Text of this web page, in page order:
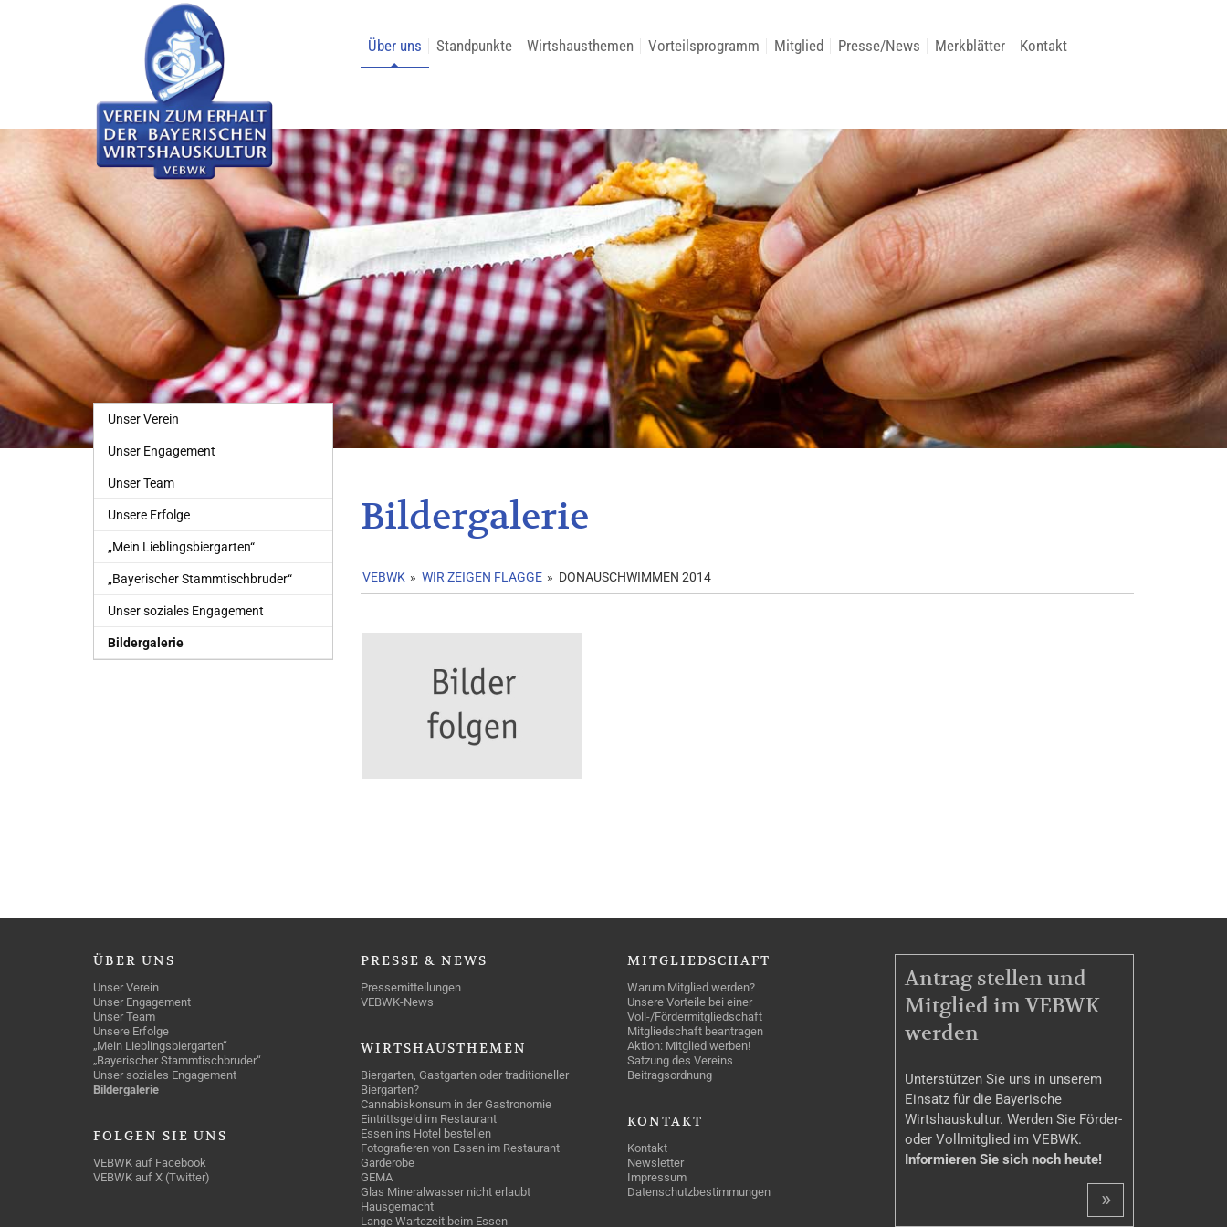
Über uns Standpunkte Wirtshausthemen Vorteilsprogramm Mitglied Presse/News Merkblätter Kontakt
Unser Verein
Unser Engagement
Unser Team
Unsere Erfolge
„Mein Lieblingsbiergarten“
„Bayerischer Stammtischbruder“
Unser soziales Engagement
Bildergalerie
Bildergalerie
VEBWK » WIR ZEIGEN FLAGGE » DONAUSCHWIMMEN 2014
ÜBER UNS
Unser Verein
Unser Engagement
Unser Team
Unsere Erfolge
„Mein Lieblingsbiergarten“
„Bayerischer Stammtischbruder“
Unser soziales Engagement
Bildergalerie
FOLGEN SIE UNS
VEBWK auf Facebook
VEBWK auf X (Twitter)
PRESSE & NEWS
Pressemitteilungen
VEBWK-News
WIRTSHAUSTHEMEN
Biergarten, Gastgarten oder traditioneller
Biergarten?
Cannabiskonsum in der Gastronomie
Eintrittsgeld im Restaurant
Essen ins Hotel bestellen
Fotografieren von Essen im Restaurant
Garderobe
GEMA
Glas Mineralwasser nicht erlaubt
Hausgemacht
Lange Wartezeit beim Essen
MITGLIEDSCHAFT
Warum Mitglied werden?
Unsere Vorteile bei einer
Voll-/Fördermitgliedschaft
Mitgliedschaft beantragen
Aktion: Mitglied werben!
Satzung des Vereins
Beitragsordnung
KONTAKT
Kontakt
Newsletter
Impressum
Datenschutzbestimmungen
MITGLIEDSCHAFT
Antrag stellen und
Mitglied im VEBWK
werden
Unterstützen Sie uns in unserem
Einsatz für die Bayerische
Wirtshauskultur. Werden Sie Förder-
oder Vollmitglied im VEBWK.
Informieren Sie sich noch heute!
»